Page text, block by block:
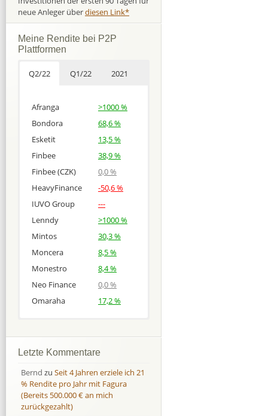
neue Anleger überdiesen Link*
Meine Rendite bei P2P
Plattformen
Q2/22 Q1/22 2021
Afranga
>1000 %
Bondora
68,6 %
Esketit
13,5 %
Finbee
38,9 %
Finbee (CZK)
0,0 %
HeavyFinance
-50,6 %
IUVO Group
---
Lenndy
>1000 %
Mintos
30,3 %
Moncera
8,5 %
Monestro
8,4 %
Neo Finance
0,0 %
Omaraha
17,2 %
Bondora
Finbee
43,2%
Finbee (CZK)
0,0 %
HeavyFinance
Bondora
Finbee
35,2%
Finbee (CZK)
0,0 %
HeavyFinance
Letzte Kommentare
Bernd zu Seit 4 Jahren erziele ich 21
% Rendite pro Jahr mit Fagura
(Bereits 500.000 € an mich
zurückgezahlt)